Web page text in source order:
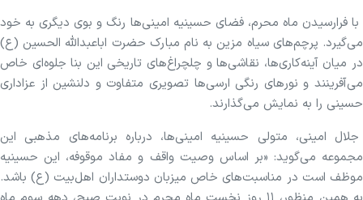
با فرارسیدن ماه محرم، فضای حسینیه امینی‌ها رنگ و بوی دیگری به خود
می‌گیرد. پرچم‌های سیاه مزین به نام مبارک حضرت اباعبدالله الحسین (ع)
در میان آینه‌کاری‌ها، نقاشی‌ها و چلچراغ‌های تاریخی این بنا جلوه‌ای خاص
می‌آفرینند و نور‌های رنگی ارسی‌ها تصویری متفاوت و دلنشین از عزاداری
حسینی را به نمایش می‌گذارند.
جلال امینی، متولی حسینیه امینی‌ها، درباره برنامه‌های مذهبی این
مجموعه می‌گوید: «بر اساس وصیت واقف و مفاد موقوفه، این حسینیه
موظف است در مناسبت‌های خاص میزبان دوستداران اهل‌بیت (ع) باشد.